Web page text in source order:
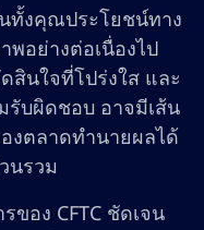
ทั้งคุณประโยชน์ทาง
พอย่างต่อเนื่องไป
นใจที่โปร่งใส และ
รับผิดชอบ อาจมีเส้น
งตลาดทำนายผลได้
นรวม
ของ CFTC ชัดเจน